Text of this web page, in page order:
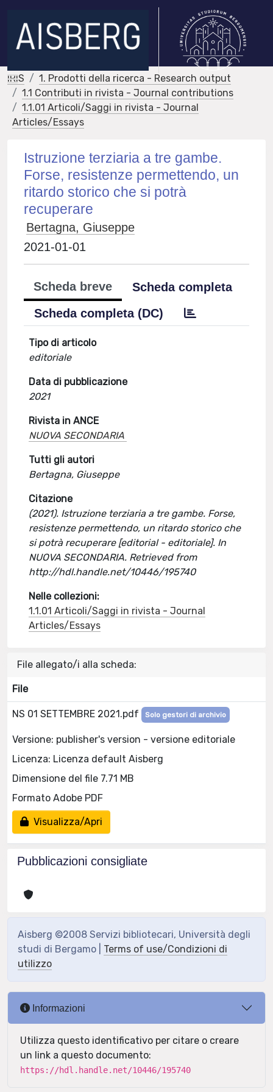
IRIS
1. Prodotti della ricerca - Research output
1.1 Contributi in rivista - Journal contributions
1.1.01 Articoli/Saggi in rivista - Journal
Articles/Essays
Istruzione terziaria a tre gambe.
Forse, resistenze permettendo, un
ritardo storico che si potrà
recuperare
Bertagna, Giuseppe
2021-01-01
Scheda breve
Scheda completa
Scheda completa (DC)
Tipo di articolo
editoriale
Data di pubblicazione
2021
Rivista in ANCE
NUOVA SECONDARIA
Tutti gli autori
Bertagna, Giuseppe
Citazione
(2021). Istruzione terziaria a tre gambe. Forse,
resistenze permettendo, un ritardo storico che
si potrà recuperare [editorial - editoriale]. In
NUOVA SECONDARIA. Retrieved from
http://hdl.handle.net/10446/195740
Nelle collezioni:
1.1.01 Articoli/Saggi in rivista - Journal
Articles/Essays
File allegato/i alla scheda:
File
NS 01 SETTEMBRE 2021.pdf Solo gestori di archivio
Versione: publisher's version - versione editoriale
Licenza: Licenza default Aisberg
Dimensione del file 7.71 MB
Formato Adobe PDF
Visualizza/Apri
Pubblicazioni consigliate
Aisberg ©2008 Servizi bibliotecari, Università degli
studi di Bergamo | Terms of use/Condizioni di
utilizzo
Informazioni
Utilizza questo identificativo per citare o creare
un link a questo documento:
https://hdl.handle.net/10446/195740